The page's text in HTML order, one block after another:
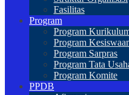
Fasilitas
Program
Program
Program
Program Sarpras
Program Tata
Program Komite
PPDB